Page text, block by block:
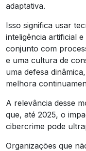
adaptativa.
Isso significa usar
inteligência artificial
conjunto com
e uma cultura de
uma defesa
melhora
A relevância desse
que, até 2025, o
cibercrime pode
Organizações que